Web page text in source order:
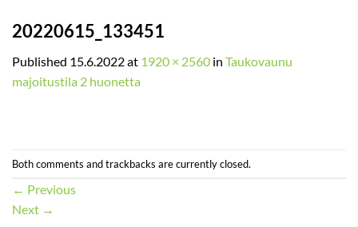
20220615_133451
Published 15.6.2022at 1920 × 2560 in Taukovaunu
majoitustila 2 huonetta
Both comments and trackbacks are currently closed.
← Previous
Next →